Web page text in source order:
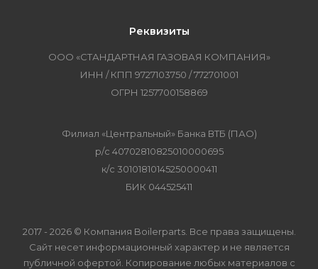
Реквизиты
ООО «СТАНДАРТНАЯ ГАЗОВАЯ КОМПАНИЯ»
ИНН / КПП 9727103750 / 772701001
ОГРН 1257700158869
Филиал «Центральный» Банка ВТБ (ПАО)
р/с 40702810825010000695
к/с 30101810145250000411
БИК 044525411
2017 - 2026 © Компания Boilerparts. Все права защищены.
Сайт несет информационный характер и не является
публичной офертой. Копирование любых материалов с